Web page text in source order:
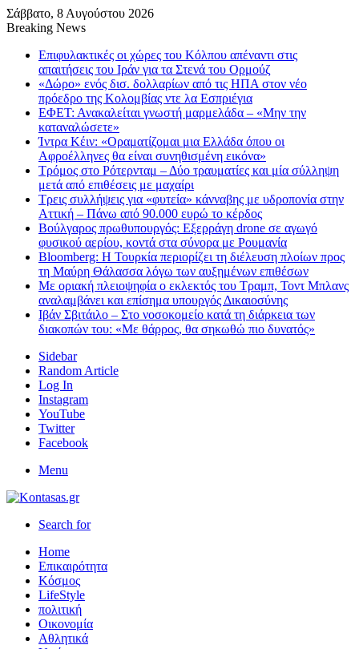
Σάββατο, 8 Αυγούστου 2026
Breaking News
Επιφυλακτικές οι χώρες του Κόλπου απέναντι στις
απαιτήσεις του Ιράν για τα Στενά του Ορμούζ
«Δώρο» ενός δισ. δολλαρίων από τις ΗΠΑ στον νέο
πρόεδρο της Κολομβίας ντε λα Εσπριέγια
ΕΦΕΤ: Ανακαλείται γνωστή μαρμελάδα – «Μην την
καταναλώσετε»
Ίντρα Κέιν: «Οραματίζομαι μια Ελλάδα όπου οι
Αφροέλληνες θα είναι συνηθισμένη εικόνα»
Tρόμος στο Ρότερνταμ – Δύο τραυματίες και μία σύλληψη
μετά από επιθέσεις με μαχαίρι
Τρεις συλλήψεις για «φυτεία» κάνναβης με υδροπονία στην
Αττική – Πάνω από 90.000 ευρώ το κέρδος
Βούλγαρος πρωθυπουργός: Εξερράγη drone σε αγωγό
φυσικού αερίου, κοντά στα σύνορα με Ρουμανία
Bloomberg: Η Τουρκία περιορίζει τη διέλευση πλοίων προς
τη Μαύρη Θάλασσα λόγω των αυξημένων επιθέσων
Με οριακή πλειοψηφία ο εκλεκτός του Τραμπ, Τοντ Μπλανς
αναλαμβάνει και επίσημα υπουργός Δικαιοσύνης
Ιβάν Σβιτάιλο – Στο νοσοκομείο κατά τη διάρκεια των
διακοπών του: «Με θάρρος, θα σηκωθώ πιο δυνατός»
Sidebar
Random Article
Log In
Instagram
YouTube
Twitter
Facebook
Menu
Search for
Home
Επικαιρότητα
Κόσμος
LifeStyle
πολιτική
Οικονομία
Αθλητικά